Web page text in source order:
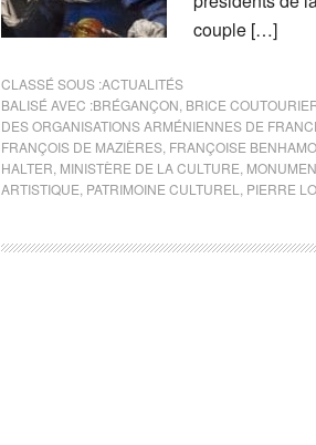
couple […]
CLASSÉ SOUS :ACTUALITÉS
BALISÉ AVEC :BRÉGANÇON BRICE
DES ORGANISATIONS ARMÉNIENNES DE
FRANÇOIS DE MAZIÈRES FRANÇOISE
HALTER MINISTÈRE DE LA CULTURE
ARTISTIQUE PATRIMOINE CULTUREL PIERRE